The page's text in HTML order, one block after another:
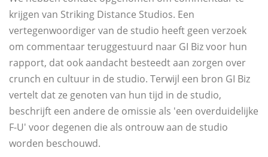
krijgen van Striking Distance Studios. Een
vertegenwoordiger van de studio heeft geen verzoek
om commentaar teruggestuurd naar GI Biz voor hun
rapport, dat ook aandacht besteedt aan zorgen over
crunch en cultuur in de studio. Terwijl een bron GI Biz
vertelt dat ze genoten van hun tijd in de studio,
beschrijft een andere de omissie als 'een overduidelijke
F-U' voor degenen die als ontrouw aan de studio
worden beschouwd.